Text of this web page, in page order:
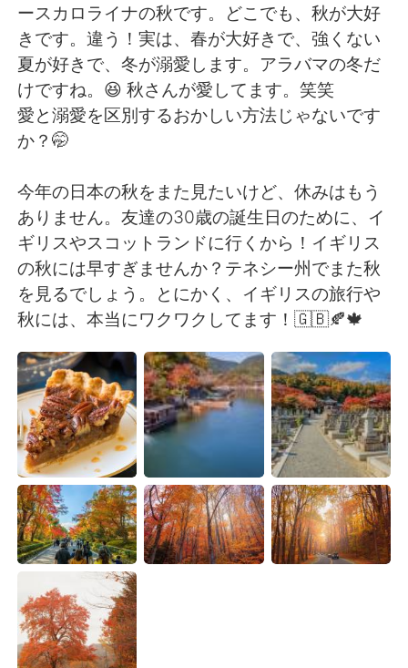
ースカロライナの秋です。どこでも、秋が大好
きです。違う！実は、春が大好きで、強くない
夏が好きで、冬が溺愛します。アラバマの冬だ
けですね。😆 秋さんが愛してます。笑笑
愛と溺愛を区別するおかしい方法じゃないです
か？🤭
今年の日本の秋をまた見たいけど、休みはもう
ありません。友達の30歳の誕生日のために、イ
ギリスやスコットランドに行くから！イギリス
の秋には早すぎませんか？テネシー州でまた秋
を見るでしょう。とにかく、イギリスの旅行や
秋には、本当にワクワクしてます！🇬🇧🍂🍁